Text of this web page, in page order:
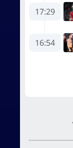
17:29
16:54